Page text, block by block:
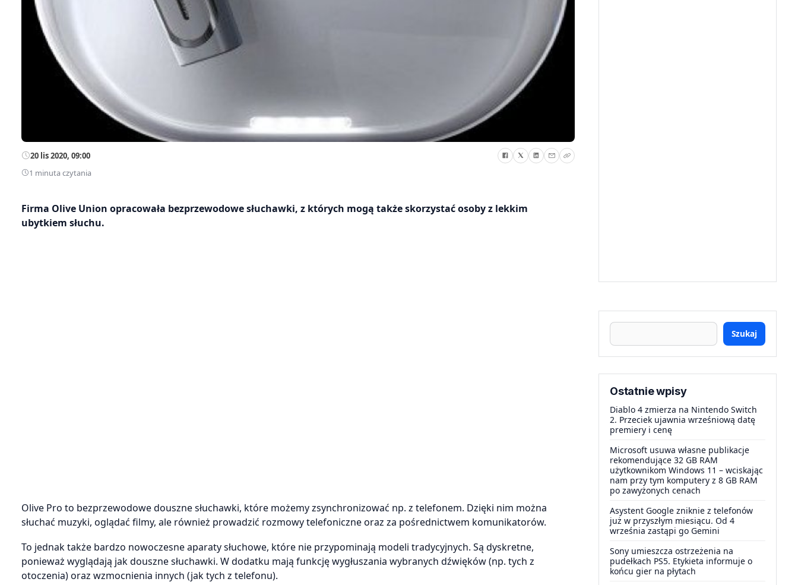
20 lis 2020, 09:00
1 minuta czytania
Firma Olive Union opracowała bezprzewodowe słuchawki, z których mogą także skorzystać osoby z lekkim
ubytkiem słuchu.
Olive Pro to bezprzewodowe douszne słuchawki, które możemy zsynchronizować np. z telefonem. Dzięki nim można
słuchać muzyki, oglądać filmy, ale również prowadzić rozmowy telefoniczne oraz za pośrednictwem komunikatorów.
To jednak także bardzo nowoczesne aparaty słuchowe, które nie przypominają modeli tradycyjnych. Są dyskretne,
ponieważ wyglądają jak douszne słuchawki. W dodatku mają funkcję wygłuszania wybranych dźwięków (np. tych z
otoczenia) oraz wzmocnienia innych (jak tych z telefonu).
Szukaj
Ostatnie wpisy
Diablo 4 zmierza na Nintendo Switch
2. Przeciek ujawnia wrześniową datę
premiery i cenę
Microsoft usuwa własne publikacje
rekomendujące 32 GB RAM
użytkownikom Windows 11 – wciskając
nam przy tym komputery z 8 GB RAM
po zawyżonych cenach
Asystent Google zniknie z telefonów
już w przyszłym miesiącu. Od 4
września zastąpi go Gemini
Sony umieszcza ostrzeżenia na
pudełkach PS5. Etykieta informuje o
końcu gier na płytach